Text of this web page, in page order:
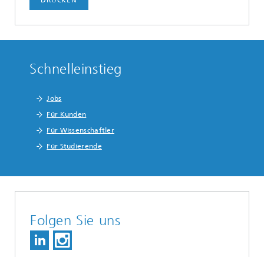
Schnelleinstieg
Jobs
Für Kunden
Für Wissenschaftler
Für Studierende
Folgen Sie uns